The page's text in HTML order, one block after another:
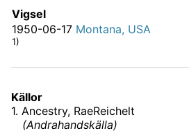
Vigsel
1950-06-17 Montana, USA
1)
Källor
1. Ancestry, RaeReichelt
(Andrahandskälla)